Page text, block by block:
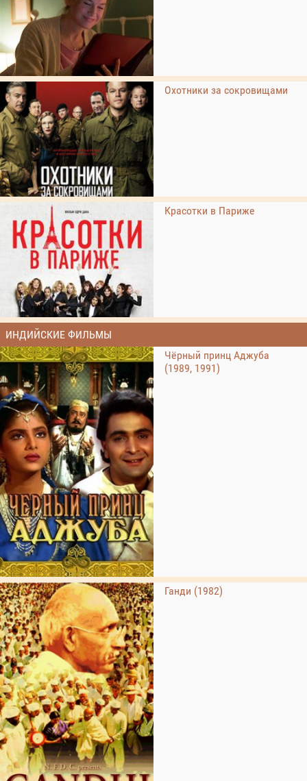
Охотники за сокровищами
Красотки в Париже
ИНДИЙСКИЕ ФИЛЬМЫ
Чёрный принц Аджуба
(1989, 1991)
Ганди (1982)